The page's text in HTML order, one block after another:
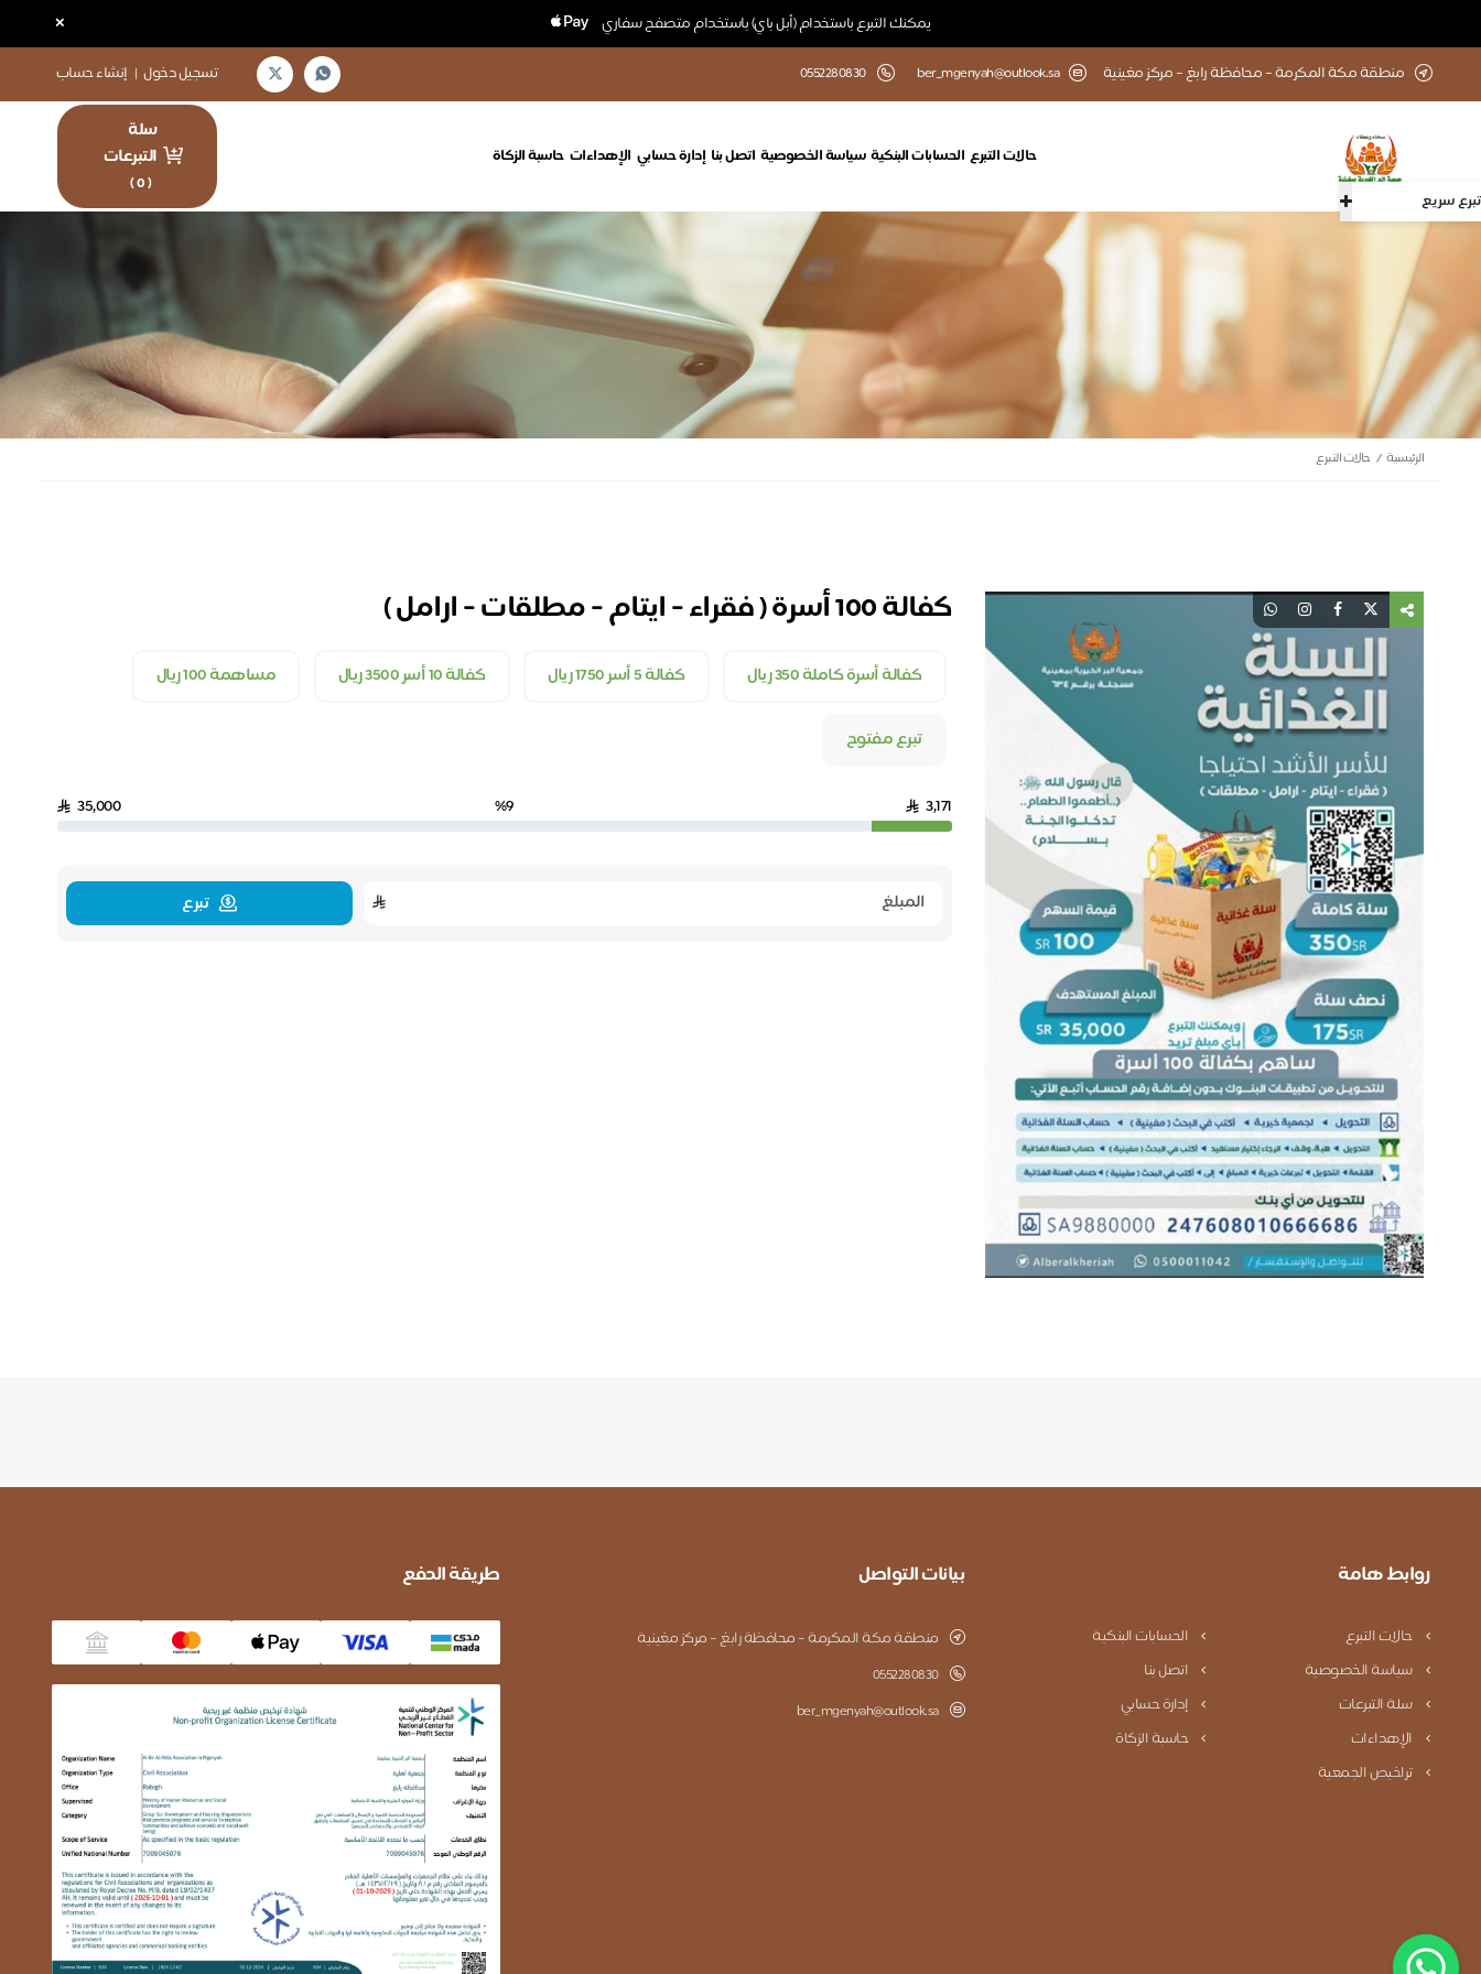
يمكنك التبرع باستخدام (أبل باي) باستخدام متصفح سفاري ×
تبرع سريع
منطقة مكة المكرمة – محافظة رابغ – مركز مغينية ber_mgenyah@outlook.sa
0552280830 تسجيل دخول | إنشاء حساب
حالات التبرع الحسابات البنكية سياسة الخصوصية اتصل بنا إدارة حسابي الإهداءات حاسبة الزكاة
سلة
التبرعات
(
0
)
الرئيسية حالات التبرع
كفالة 100 أسرة ( فقراء - ايتام - مطلقات - ارامل )
كفالة أسرة كاملة 350 ريال كفالة 5 أسر 1750 ريال كفالة 10 أسر 3500 ريال مساهمة 100 ريال
تبرع مفتوح
3,171
%9
35,000
تبرع
روابط هامة
حالات التبرع
الحسابات البنكية
سياسة الخصوصية
اتصل بنا
سلة التبرعات
إدارة حسابي
الإهداءات
حاسبة الزكاة
تراخيص الجمعية
بيانات التواصل
منطقة مكة المكرمة – محافظة رابغ – مركز مغينية
0552280830
ber_mgenyah@outlook.sa
طريقة الدفع